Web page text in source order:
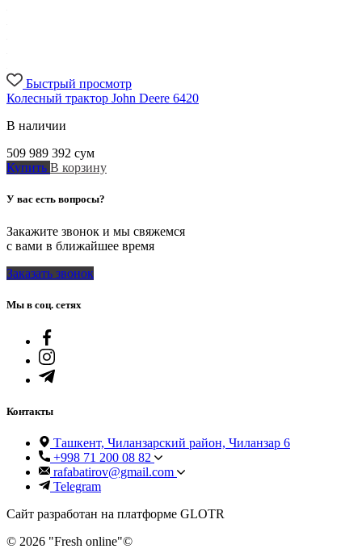
Быстрый просмотр
Колесный трактор John Deere 6420
В наличии
509 989 392 сум
Купить В корзину
У вас есть вопросы?
Закажите звонок и мы свяжемся
с вами в ближайшее время
Заказать звонок
Мы в соц. сетях
Контакты
Ташкент, Чиланзарский район, Чиланзар 6
+998 71 200 08 82
rafabatirov@gmail.com
Telegram
Сайт разработан на платформе GLOTR
© 2026 "Fresh online"©️